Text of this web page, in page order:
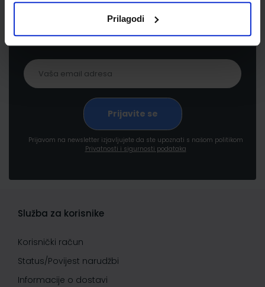
Prilagodi
Prijavite se kako bi primali informacije o novim
proizvodima i uslugama, akcijama i drugim
pogodnostima
Prijavom na newsletter izjavljujete da ste upoznati s našom politikom
Privatnosti i sigurnosti podataka
Služba za korisnike
Korisnički račun
Status/Povijest narudžbi
Informacije o dostavi